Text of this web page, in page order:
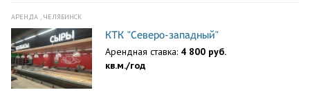
АРЕНДА , ЧЕЛЯБИНСК
КТК "Северо-западный"
Арендная ставка: 4 800 руб.
кв.м./год